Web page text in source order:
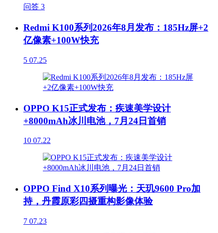
问答 3
Redmi K100系列2026年8月发布：185Hz屏+2
亿像素+100W快充
5 07.25
OPPO K15正式发布：疾速美学设计
+8000mAh冰川电池，7月24日首销
10 07.22
OPPO Find X10系列曝光：天玑9600 Pro加
持，丹霞原彩四摄重构影像体验
7 07.23